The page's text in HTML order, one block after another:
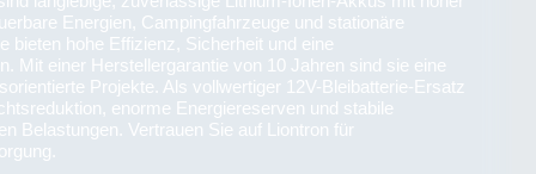
Energien, Campingfahrzeuge und stationäre
bieten hohe Effizienz, Sicherheit und eine
Mit einer Herstellergarantie von 10 Jahren sind sie eine
Projekte. Als vollwertiger 12V-Bleibatterie-Ersatz
enorme Energiereserven und stabile
Belastungen. Vertrauen Sie auf Liontron für